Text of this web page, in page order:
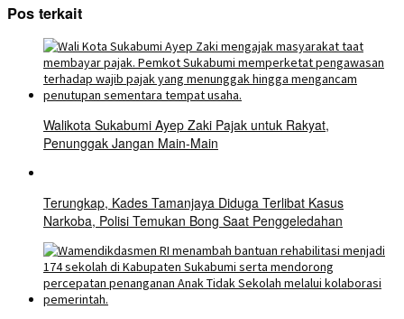
Pos terkait
Walikota Sukabumi Ayep Zaki Pajak untuk Rakyat,
Penunggak Jangan Main-Main
Terungkap, Kades Tamanjaya Diduga Terlibat Kasus
Narkoba, Polisi Temukan Bong Saat Penggeledahan